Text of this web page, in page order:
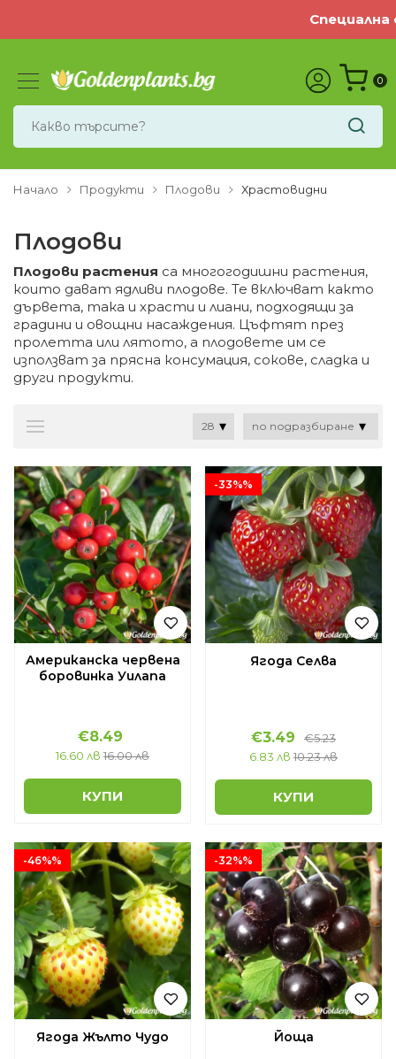
Специална
0
Начало Продукти Плодови Храстовидни
Плодови
Плодови растения са многогодишни растения,
които дават ядливи плодове. Те включват както
дървета, така и храсти и лиани, подходящи за
градини и овощни насаждения. Цъфтят през
пролетта или лятото, а плодовете им се
използват за прясна консумация, сокове, сладка и
други продукти.
Американска червена
боровинка Уилапа
€8.49
16.60 лв 16.00 лв
КУПИ
-33%%
Ягода Селва
€3.49
€5.23
6.83 лв 10.23 лв
КУПИ
-46%%
Ягода Жълто Чудо
-32%%
Йоща